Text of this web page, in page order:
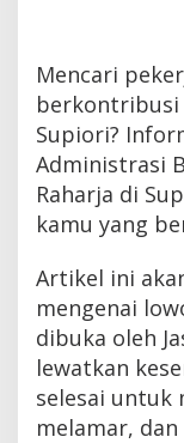
Mencari
berkontribusi
Supiori?
Administrasi
Raharja di
kamu yang
Artikel ini
mengenai
dibuka oleh
lewatkan
selesai untuk
melamar,